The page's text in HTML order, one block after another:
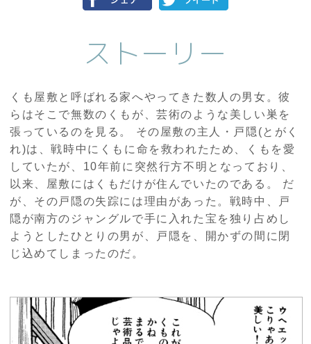
ストーリー
くも屋敷と呼ばれる家へやってきた数人の男女。彼
らはそこで無数のくもが、芸術のような美しい巣を
張っているのを見る。 その屋敷の主人・戸隠(とがく
れ)は、戦時中にくもに命を救われたため、くもを愛
していたが、10年前に突然行方不明となっており、
以来、屋敷にはくもだけが住んでいたのである。 だ
が、その戸隠の失踪には理由があった。戦時中、戸
隠が南方のジャングルで手に入れた宝を独り占めし
ようとしたひとりの男が、戸隠を、開かずの間に閉
じ込めてしまったのだ。